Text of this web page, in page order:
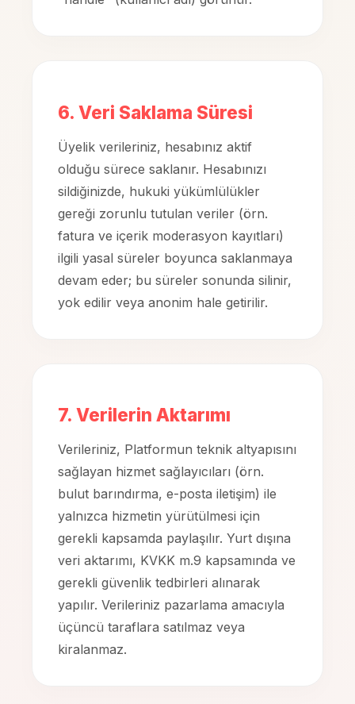
6. Veri Saklama Süresi
Üyelik verileriniz, hesabınız aktif
olduğu sürece saklanır. Hesabınızı
sildiğinizde, hukuki yükümlülükler
gereği zorunlu tutulan veriler (örn.
fatura ve içerik moderasyon kayıtları)
ilgili yasal süreler boyunca saklanmaya
devam eder; bu süreler sonunda silinir,
yok edilir veya anonim hale getirilir.
7. Verilerin Aktarımı
Verileriniz, Platformun teknik altyapısını
sağlayan hizmet sağlayıcıları (örn.
bulut barındırma, e-posta iletişim) ile
yalnızca hizmetin yürütülmesi için
gerekli kapsamda paylaşılır. Yurt dışına
veri aktarımı, KVKK m.9 kapsamında ve
gerekli güvenlik tedbirleri alınarak
yapılır. Verileriniz pazarlama amacıyla
üçüncü taraflara satılmaz veya
kiralanmaz.